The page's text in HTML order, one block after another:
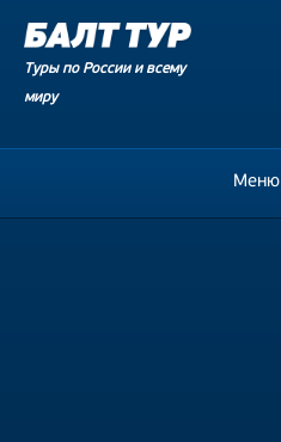
Туры по России и всему
миру
Меню